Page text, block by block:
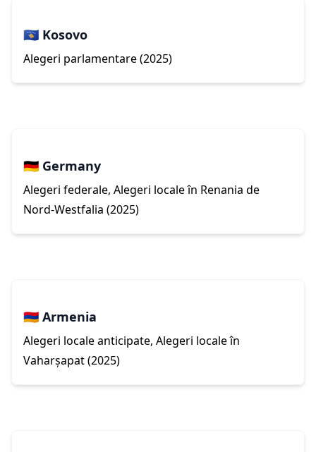
🇽🇰 Kosovo
Alegeri parlamentare (2025)
🇩🇪 Germany
Alegeri federale, Alegeri locale în Renania de
Nord-Westfalia (2025)
🇦🇲 Armenia
Alegeri locale anticipate, Alegeri locale în
Vaharșapat (2025)